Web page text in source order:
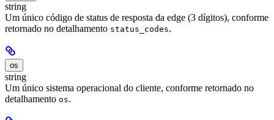
string
Um único código de status de resposta da edge (3 dígitos), conforme
retornado no detalhamento status_codes.
os
string
Um único sistema operacional do cliente, conforme retornado no
detalhamento os.